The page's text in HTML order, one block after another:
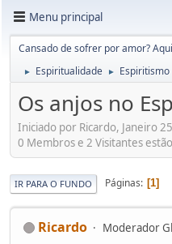
Menu principal
Cansado de sofrer por amor?
► Espiritualidade ► Espiritismo
Os anjos no
Iniciado por Ricardo, Janeiro
0 Membros e 2 Visitantes
IR PARA O FUNDO Páginas 1
Ricardo Moderador